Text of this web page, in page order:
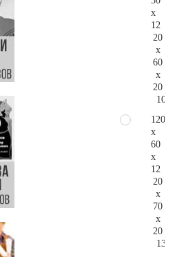
x
12
20
x
60
x
20
120
x
60
x
12
20
x
70
x
20